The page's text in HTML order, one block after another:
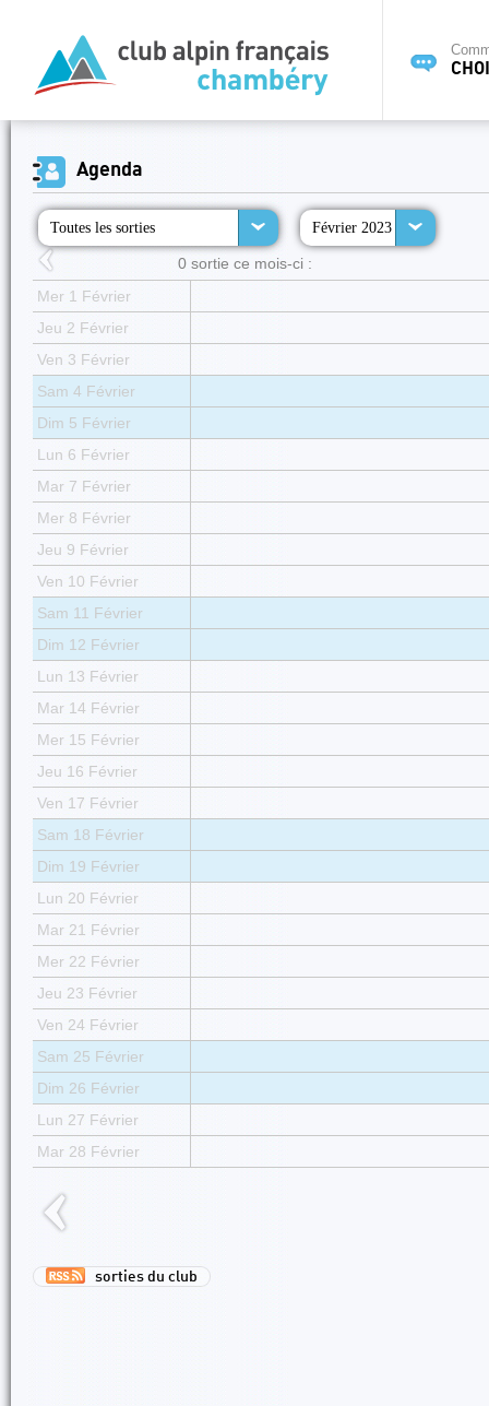
Agenda
Toutes les sorties Février 2023
0 sortie ce mois-ci :
Mer 1 Février
Jeu 2 Février
Ven 3 Février
Sam 4 Février
Dim 5 Février
Lun 6 Février
Mar 7 Février
Mer 8 Février
Jeu 9 Février
Ven 10 Février
Sam 11 Février
Dim 12 Février
Lun 13 Février
Mar 14 Février
Mer 15 Février
Jeu 16 Février
Ven 17 Février
Sam 18 Février
Dim 19 Février
Lun 20 Février
Mar 21 Février
Mer 22 Février
Jeu 23 Février
Ven 24 Février
Sam 25 Février
Dim 26 Février
Lun 27 Février
Mar 28 Février
sorties du club